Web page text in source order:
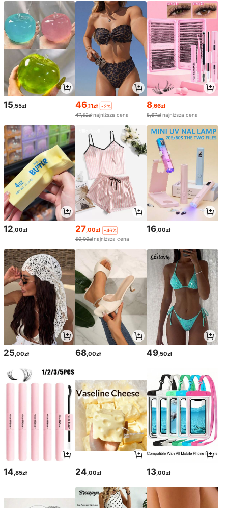
15 ,55zł 46,11zł
-2%
47,52złnajniższa cena
8 ,66zł
8,67zł najniższa cena
12,00zł 27,00zł
-46%
50,00złnajniższa cena
16,00zł
25,00zł 68,00zł 49,50zł
14 ,85zł 24 ,00zł 13 ,00zł